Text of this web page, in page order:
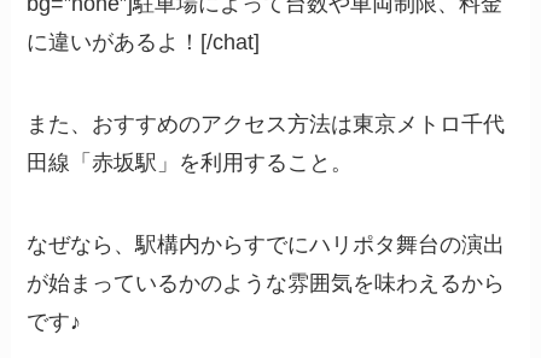
に違いがあるよ！[/chat]
また、おすすめのアクセス方法は東京メトロ千代
田線「赤坂駅」を利用すること。
なぜなら、駅構内からすでにハリポタ舞台の演出
が始まっているかのような雰囲気を味わえるから
です♪